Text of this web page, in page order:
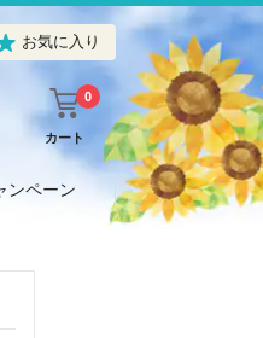
お気に入り
カート
0
ンペーン